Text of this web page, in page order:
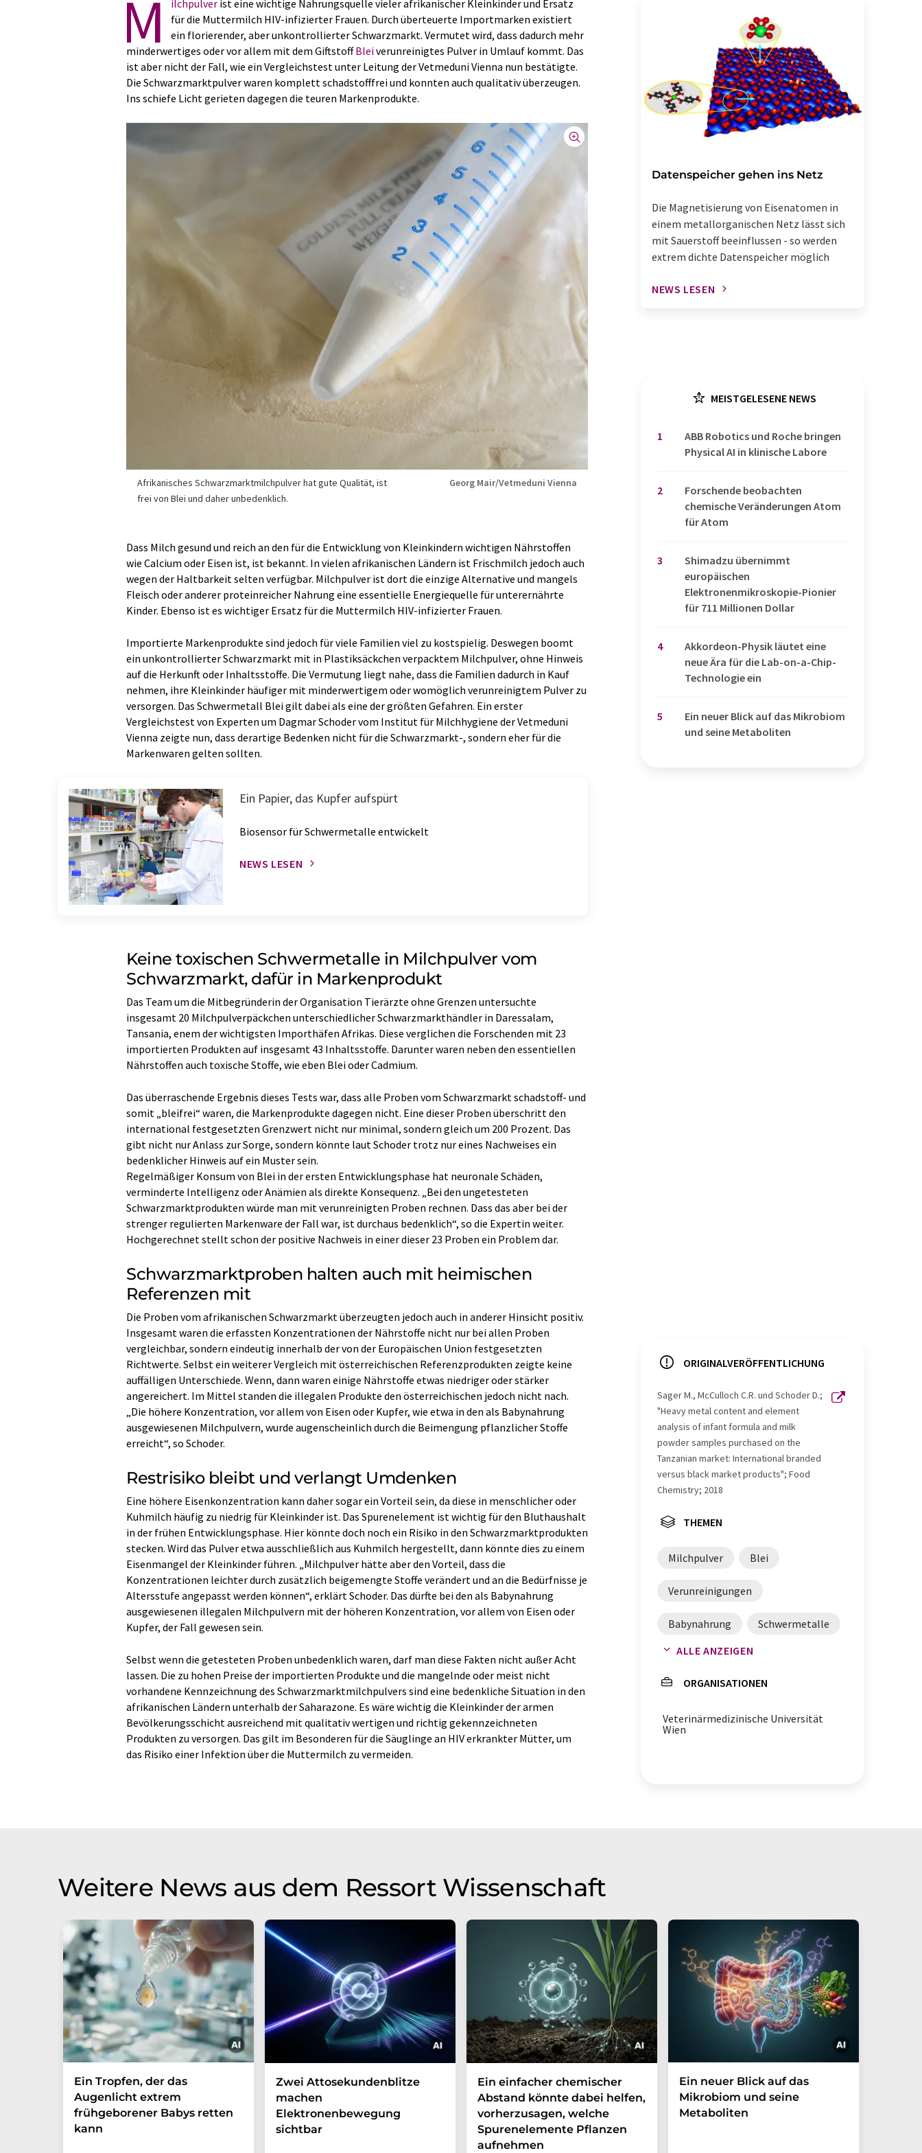
M ilchpulver ist eine wichtige Nahrungsquelle vieler afrikanischer Kleinkinder und Ersatz
für die Muttermilch HIV-infizierter Frauen. Durch überteuerte Importmarken existiert
ein florierender, aber unkontrollierter Schwarzmarkt. Vermutet wird, dass dadurch mehr
minderwertiges oder vor allem mit dem GiftstoffBleiverunreinigtes Pulver in Umlauf kommt. Das
ist aber nicht der Fall, wie ein Vergleichstest unter Leitung der Vetmeduni Vienna nun bestätigte.
Die Schwarzmarktpulver waren komplett schadstofffrei und konnten auch qualitativ überzeugen.
Ins schiefe Licht gerieten dagegen die teuren Markenprodukte.
Afrikanisches Schwarzmarktmilchpulver hat gute Qualität, ist
frei von Blei und daher unbedenklich.
Georg Mair/Vetmeduni Vienna
Dass Milch gesund und reich an den für die Entwicklung von Kleinkindern wichtigen Nährstoffen
wie Calcium oder Eisen ist, ist bekannt. In vielen afrikanischen Ländern ist Frischmilch jedoch auch
wegen der Haltbarkeit selten verfügbar. Milchpulver ist dort die einzige Alternative und mangels
Fleisch oder anderer proteinreicher Nahrung eine essentielle Energiequelle für unterernährte
Kinder. Ebenso ist es wichtiger Ersatz für die Muttermilch HIV-infizierter Frauen.
Importierte Markenprodukte sind jedoch für viele Familien viel zu kostspielig. Deswegen boomt
ein unkontrollierter Schwarzmarkt mit in Plastiksäckchen verpacktem Milchpulver, ohne Hinweis
auf die Herkunft oder Inhaltsstoffe. Die Vermutung liegt nahe, dass die Familien dadurch in Kauf
nehmen, ihre Kleinkinder häufiger mit minderwertigem oder womöglich verunreinigtem Pulver zu
versorgen. Das Schwermetall Blei gilt dabei als eine der größten Gefahren. Ein erster
Vergleichstest von Experten um Dagmar Schoder vom Institut für Milchhygiene der Vetmeduni
Vienna zeigte nun, dass derartige Bedenken nicht für die Schwarzmarkt-, sondern eher für die
Markenwaren gelten sollten.
Ein Papier, das Kupfer aufspürt
Biosensor für Schwermetalle entwickelt
NEWS LESEN
Keine toxischen Schwermetalle in Milchpulver vom
Schwarzmarkt, dafür in Markenprodukt
Das Team um die Mitbegründerin der Organisation Tierärzte ohne Grenzen untersuchte
insgesamt 20 Milchpulverpäckchen unterschiedlicher Schwarzmarkthändler in Daressalam,
Tansania, enem der wichtigsten Importhäfen Afrikas. Diese verglichen die Forschenden mit 23
importierten Produkten auf insgesamt 43 Inhaltsstoffe. Darunter waren neben den essentiellen
Nährstoffen auch toxische Stoffe, wie eben Blei oder Cadmium.
Das überraschende Ergebnis dieses Tests war, dass alle Proben vom Schwarzmarkt schadstoff- und
somit „bleifrei“ waren, die Markenprodukte dagegen nicht. Eine dieser Proben überschritt den
international festgesetzten Grenzwert nicht nur minimal, sondern gleich um 200 Prozent. Das
gibt nicht nur Anlass zur Sorge, sondern könnte laut Schoder trotz nur eines Nachweises ein
bedenklicher Hinweis auf ein Muster sein.
Regelmäßiger Konsum von Blei in der ersten Entwicklungsphase hat neuronale Schäden,
verminderte Intelligenz oder Anämien als direkte Konsequenz. „Bei den ungetesteten
Schwarzmarktprodukten würde man mit verunreinigten Proben rechnen. Dass das aber bei der
strenger regulierten Markenware der Fall war, ist durchaus bedenklich“, so die Expertin weiter.
Hochgerechnet stellt schon der positive Nachweis in einer dieser 23 Proben ein Problem dar.
Schwarzmarktproben halten auch mit heimischen
Referenzen mit
Die Proben vom afrikanischen Schwarzmarkt überzeugten jedoch auch in anderer Hinsicht positiv.
Insgesamt waren die erfassten Konzentrationen der Nährstoffe nicht nur bei allen Proben
vergleichbar, sondern eindeutig innerhalb der von der Europäischen Union festgesetzten
Richtwerte. Selbst ein weiterer Vergleich mit österreichischen Referenzprodukten zeigte keine
auffälligen Unterschiede. Wenn, dann waren einige Nährstoffe etwas niedriger oder stärker
angereichert. Im Mittel standen die illegalen Produkte den österreichischen jedoch nicht nach.
„Die höhere Konzentration, vor allem von Eisen oder Kupfer, wie etwa in den als Babynahrung
ausgewiesenen Milchpulvern, wurde augenscheinlich durch die Beimengung pflanzlicher Stoffe
erreicht“, so Schoder.
Restrisiko bleibt und verlangt Umdenken
Eine höhere Eisenkonzentration kann daher sogar ein Vorteil sein, da diese in menschlicher oder
Kuhmilch häufig zu niedrig für Kleinkinder ist. Das Spurenelement ist wichtig für den Bluthaushalt
in der frühen Entwicklungsphase. Hier könnte doch noch ein Risiko in den Schwarzmarktprodukten
stecken. Wird das Pulver etwa ausschließlich aus Kuhmilch hergestellt, dann könnte dies zu einem
Eisenmangel der Kleinkinder führen. „Milchpulver hätte aber den Vorteil, dass die
Konzentrationen leichter durch zusätzlich beigemengte Stoffe verändert und an die Bedürfnisse je
Altersstufe angepasst werden können“, erklärt Schoder. Das dürfte bei den als Babynahrung
ausgewiesenen illegalen Milchpulvern mit der höheren Konzentration, vor allem von Eisen oder
Kupfer, der Fall gewesen sein.
Selbst wenn die getesteten Proben unbedenklich waren, darf man diese Fakten nicht außer Acht
lassen. Die zu hohen Preise der importierten Produkte und die mangelnde oder meist nicht
vorhandene Kennzeichnung des Schwarzmarktmilchpulvers sind eine bedenkliche Situation in den
afrikanischen Ländern unterhalb der Saharazone. Es wäre wichtig die Kleinkinder der armen
Bevölkerungsschicht ausreichend mit qualitativ wertigen und richtig gekennzeichneten
Produkten zu versorgen. Das gilt im Besonderen für die Säuglinge an HIV erkrankter Mütter, um
das Risiko einer Infektion über die Muttermilch zu vermeiden.
Datenspeicher gehen ins Netz
Die Magnetisierung von Eisenatomen in
einem metallorganischen Netz lässt sich
mit Sauerstoff beeinflussen - so werden
extrem dichte Datenspeicher möglich
NEWS LESEN
MEISTGELESENE NEWS
1
​​​​​​​ABB Robotics und Roche bringen
Physical AI in klinische Labore
2
Forschende beobachten
chemische Veränderungen Atom
für Atom
3
Shimadzu übernimmt
europäischen
Elektronenmikroskopie-Pionier
für 711 Millionen Dollar
4
Akkordeon-Physik läutet eine
neue Ära für die Lab-on-a-Chip-
Technologie ein
5
Ein neuer Blick auf das Mikrobiom
und seine Metaboliten
ORIGINALVERÖFFENTLICHUNG
Sager M., McCulloch C.R. und Schoder D.;
"Heavy metal content and element
analysis of infant formula and milk
powder samples purchased on the
Tanzanian market: International branded
versus black market products"; Food
Chemistry; 2018
THEMEN
Milchpulver Blei
Verunreinigungen
Babynahrung Schwermetalle
Cadmium Eisen
Kupfer
ALLE ANZEIGEN
ORGANISATIONEN
Veterinärmedizinische Universität
Wien
Weitere News aus dem Ressort Wissenschaft
Ein Tropfen, der das
Augenlicht extrem
frühgeborener Babys retten
kann
Zwei Attosekundenblitze
machen
Elektronenbewegung
sichtbar
Ein einfacher chemischer
Abstand könnte dabei helfen,
vorherzusagen, welche
Spurenelemente Pflanzen
aufnehmen
Ein neuer Blick auf das
Mikrobiom und seine
Metaboliten